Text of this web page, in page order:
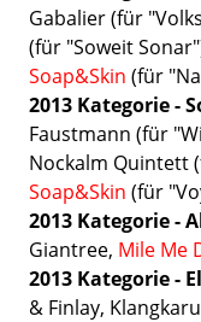
Gabalier(für
(für "Soweit
Soap&Skin (für
2013 Kategorie -
Faustmann (für
Nockalm Quintett
Soap&Skin (für
2013 Kategorie -
Giantree, Mile Me
2013 Kategorie -
& Finlay,